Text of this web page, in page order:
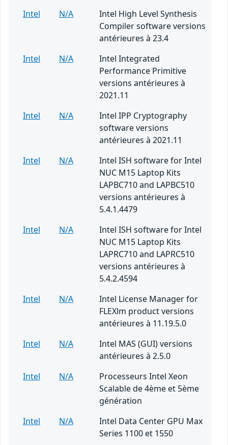
Intel
N/A
Intel High Level Synthesis
Compiler software versions
antérieures à 23.4
Intel
N/A
Intel Integrated
Performance Primitive
versions antérieures à
2021.11
Intel
N/A
Intel IPP Cryptography
software versions
antérieures à 2021.11
Intel
N/A
Intel ISH software for Intel
NUC M15 Laptop Kits
LAPBC710 and LAPBC510
versions antérieures à
5.4.1.4479
Intel
N/A
Intel ISH software for Intel
NUC M15 Laptop Kits
LAPRC710 and LAPRC510
versions antérieures à
5.4.2.4594
Intel
N/A
Intel License Manager for
FLEXlm product versions
antérieures à 11.19.5.0
Intel
N/A
Intel MAS (GUI) versions
antérieures à 2.5.0
Intel
N/A
Processeurs Intel Xeon
Scalable de 4ème et 5ème
génération
Intel
N/A
Intel Data Center GPU Max
Series 1100 et 1550